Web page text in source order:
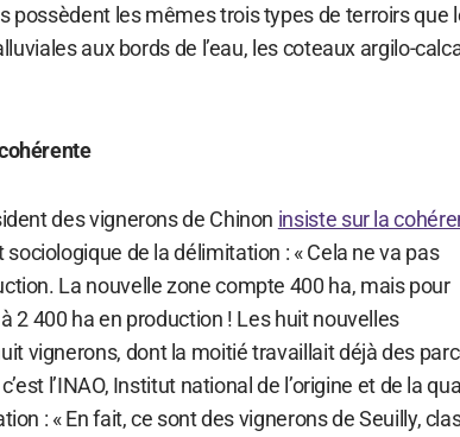
possèdent les mêmes trois types de terroirs que
aux bords de l’eau, les coteaux argilo-
des vignerons de Chinon insiste sur la
sociologique de la délimitation : « Cela ne va pas
La nouvelle zone compte 400 ha, mais pour
2 400 ha en production ! Les huit nouvelles
vignerons, dont la moitié travaillait déjà des
l’INAO, Institut national de l’origine et de la
: « En fait, ce sont des vignerons de Seuilly,